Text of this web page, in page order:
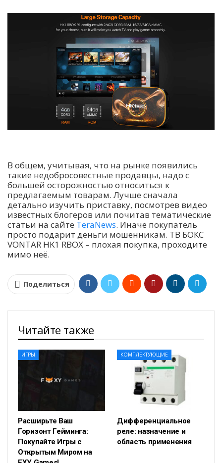
В общем, учитывая, что на рынке появились
такие недобросовестные продавцы, надо с
большей осторожностью относиться к
предлагаемым товарам. Лучше сначала
детально изучить приставку, посмотрев видео
известных блогеров или почитав тематические
статьи на сайте TeraNews. Иначе покупатель
просто подарит деньги мошенникам. ТВ БОКС
VONTAR HK1 RBOX – плохая покупка, проходите
мимо неё.
Поделиться
Читайте также
ИГРЫ
Расширьте Ваш
Горизонт Гейминга:
Покупайте Игры с
Открытым Миром на
КОМПЛЕКТУЮЩИЕ
Дифференциальное
реле: назначение и
область применения